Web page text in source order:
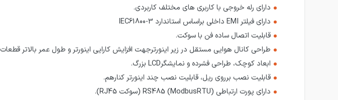
دارای رله خروجی با کاربری های مختلف کاربردی.
دارای فیلتر EMI داخلی براساس استاندارد IEC61800-3
قابلیت اتصال ساده فن با سوکت.
طراحی کانال هوایی مستقل در زیر اینورترجهت افزایش کارایی اینورتر و طول عمر بالاتر
ابعاد کوچک، طراحی فشرده و نمایشگرLCD بزرگ.
قابلیت نصب برروی ریل، قابلیت نصب چند اینورتر کنارهم.
دارای پورت ارتباطی RS485 (ModbusRTU) (سوکت RJ45).